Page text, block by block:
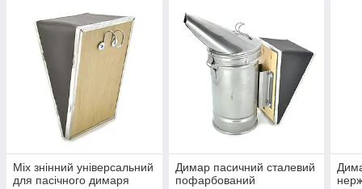
Міх знінний універсальний
для пасічного димаря
Димар пасичний сталевий
пофарбований